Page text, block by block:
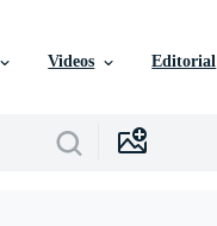
Videos Editorial